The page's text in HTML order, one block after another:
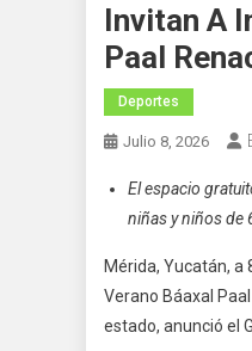
Invitan A
Paal
Deportes
Julio 8, 2026
El espacio
niñas y niños de
Mérida, Yucatán, a
Verano Báaxal
estado, anunció el